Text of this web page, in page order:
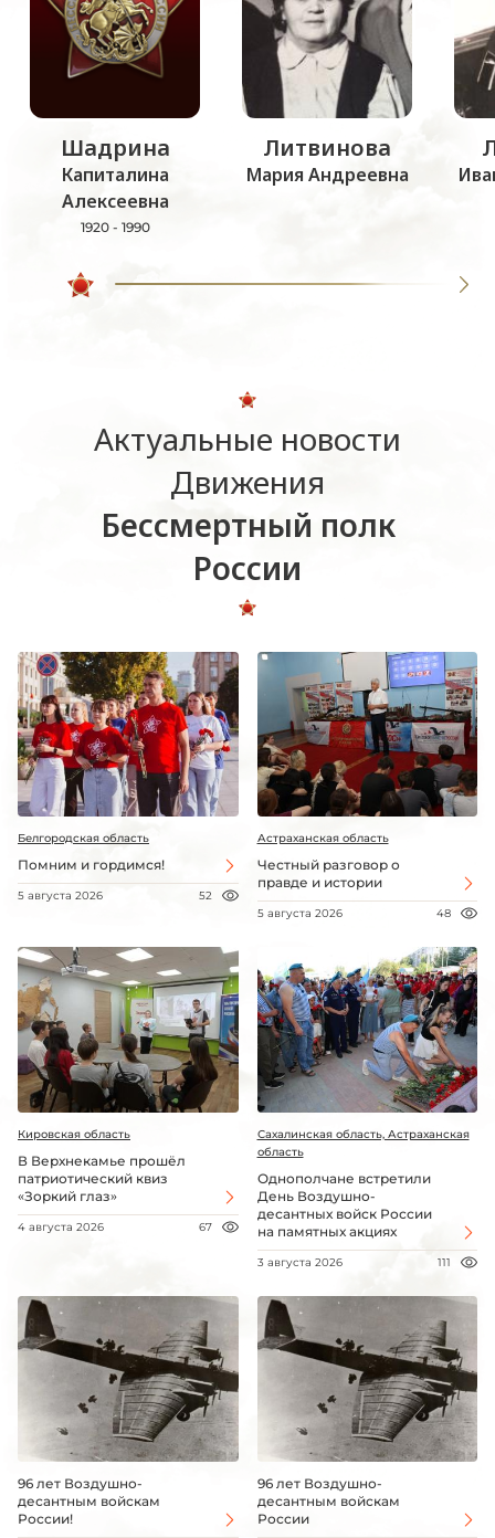
Шадрина
Капиталина
Алексеевна
1920 - 1990
Литвинова
Мария Андреевна
Актуальные новости
Движения
Бессмертный полк
России
Белгородская область
Помним и гордимся!
5 августа 2026 52
Астраханская область
Честный разговор о
правде и истории
5 августа 2026 48
Кировская область
В Верхнекамье прошёл
патриотический квиз
«Зоркий глаз»
4 августа 2026 67
Сахалинская область, Астраханская
область
Однополчане встретили
День Воздушно-
десантных войск России
на памятных акциях
3 августа 2026 111
96 лет Воздушно-
десантным войскам
России!
96 лет Воздушно-
десантным войскам
России